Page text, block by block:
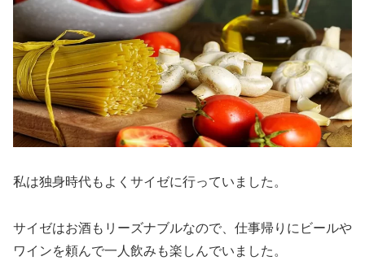
私は独身時代もよくサイゼに行っていました。
サイゼはお酒もリーズナブルなので、仕事帰りにビールや
ワインを頼んで一人飲みも楽しんでいました。